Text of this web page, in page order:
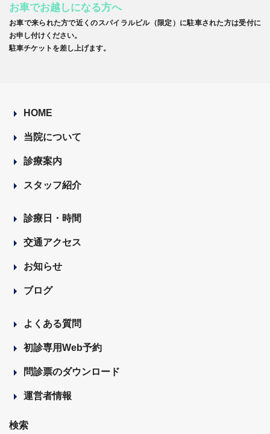
お車でお越しになる方へ
お車で来られた方で近くのスパイラルビル（限定）に駐車された方は受付に
お申し付けください。
駐車チケットを差し上げます。
HOME
当院について
診療案内
スタッフ紹介
診療日・時間
交通アクセス
お知らせ
ブログ
よくある質問
初診専用Web予約
問診票のダウンロード
運営者情報
検索